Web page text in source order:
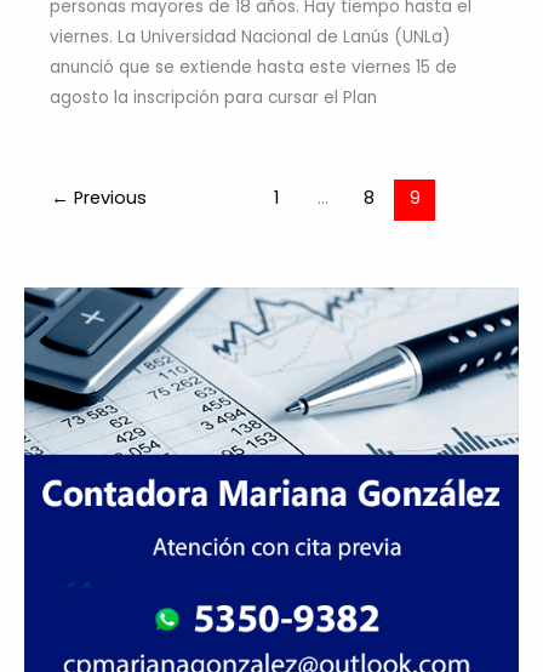
personas mayores de 18 años. Hay tiempo hasta el
viernes. La Universidad Nacional de Lanús (UNLa)
anunció que se extiende hasta este viernes 15 de
agosto la inscripción para cursar el Plan
← Previous 1 … 8 9